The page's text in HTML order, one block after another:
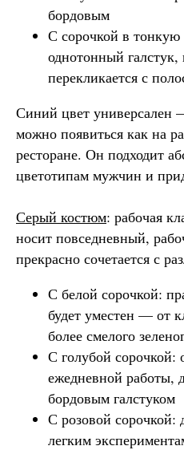
бордовым
С сорочкой в
однотонный галстук,
перекликается с
Синий цвет универсален
можно появиться как на
ресторане. Он подходит
цветотипам мужчин и
Серый костюм: рабочая
носит повседневный,
прекрасно сочетается с
С белой сорочкой:
будет уместен — от
более смелого
С голубой
ежедневной работы,
бордовым галстуком
С розовой сорочкой:
легким